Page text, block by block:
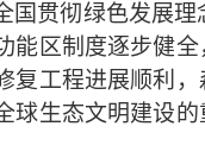
贯彻绿色发展
区制度逐步健
工程进展顺利
球生态文明建设